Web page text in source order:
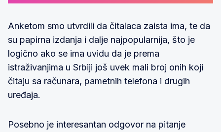
Anketom smo utvrdili da čitalaca zaista ima, te da
su papirna izdanja i dalje najpopularnija, što je
logično ako se ima uvidu da je prema
istraživanjima u Srbiji još uvek mali broj onih koji
čitaju sa računara, pametnih telefona i drugih
uređaja.
Posebno je interesantan odgovor na pitanje